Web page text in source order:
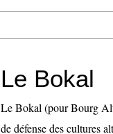
Le Bokal
Le Bokal (pour Bourg
de défense des cultures